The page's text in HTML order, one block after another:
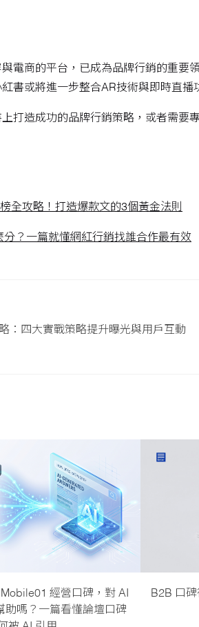
電商的平台，已成為品牌行銷的重要
書或將進一步整合AR技術與即時直播
打造成功的品牌行銷策略，或者需要
全攻略！打造爆款文的3個黃金法則
分？一篇就懂網紅行銷找誰合作最有效
：四大實戰策略提升曝光與用戶互動
經營口碑，對 AI
助嗎？一篇看懂論壇口碑
B2B 口